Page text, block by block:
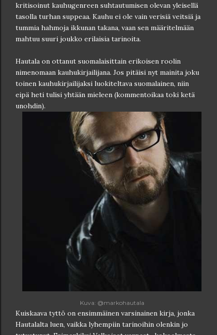
kritisoinut kauhugenreen suhtautumisen olevan yleisellä
tasolla turhan suppeaa. Kauhu ei ole vain verisiä veitsiä ja
tummia hahmoja ikkunan takana, vaan sen määritelmään
mahtuu suuri joukko erilaisia tarinoita.
Hautala on ottanut suomalaisittain erikoisen roolin
nimenomaan kauhukirjailijana. Jos pitäisi nyt mainita joku
toinen kauhukirjailijaksi luokiteltava suomalainen, niin
eipä heti tulisi yhtään mieleen (kommentoikaa toki ketä
unohdin).
Kuva: @markohautala
Kuiskaava tyttö on ensimmäinen varsinainen kirja, jonka
Hautalalta luen, vaikka lyhempiin tarinoihin olenkin jo